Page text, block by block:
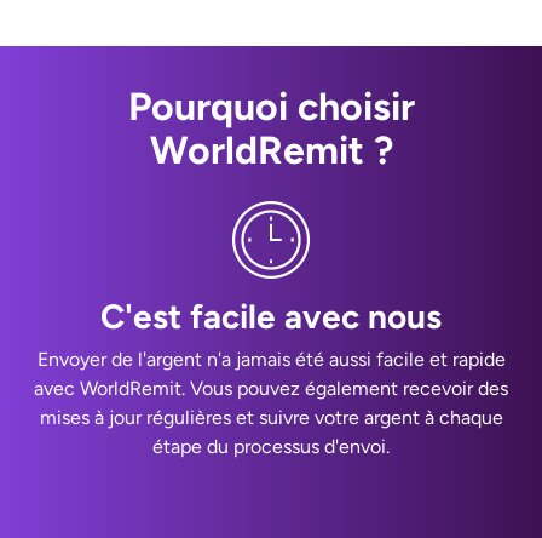
Pourquoi choisir
WorldRemit ?
C'est facile avec nous
Envoyer de l'argent n'a jamais été aussi facile et rapide
avec WorldRemit. Vous pouvez également recevoir des
mises à jour régulières et suivre votre argent à chaque
étape du processus d'envoi.